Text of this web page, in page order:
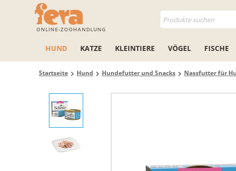
ONLINE-ZOOHANDLUNG
HUND KATZE KLEINTIERE VÖGEL FISCHE
Startseite Hund Hundefutter und Snacks Nassfutter für